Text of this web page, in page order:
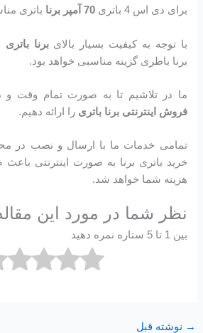
برای دی اس 4 باتری 70 آمپر برنا باتری
با توجه به کیفیت بسیار بالایبرنا باتری
برنا باطری گزینه مناسبی خواهد بود.
ما در تلاشیم تا به صورت تمام وقت و
فروش اینترنتی برنا باتری را ارائه دهیم.
تمامی خدمات ما با ارسال و نصب در
خرید باتری برنا به صورت اینترنتی
هزینه شما خواهد شد.
نظر شما در مورد این
بین 1 تا 5 ستاره نمره دهید
→ نوشته قبل